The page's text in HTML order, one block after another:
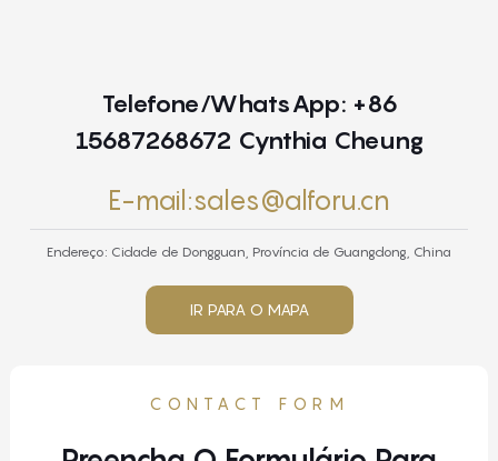
Telefone/WhatsApp: +86
15687268672 Cynthia Cheung
E-mail:sales@alforu.cn
Endereço: Cidade de Dongguan, Província de Guangdong, China
IR PARA O MAPA
CONTACT FORM